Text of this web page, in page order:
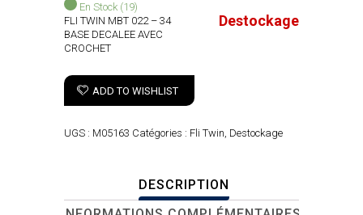
En Stock (19)
FLI TWIN MBT 022 – 34
BASE DECALEE AVEC
CROCHET
Destockage
ADD TO WISHLIST
UGS : M05163 Catégories : Fli Twin, Destockage
DESCRIPTION